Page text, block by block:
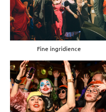
Fine ingridience